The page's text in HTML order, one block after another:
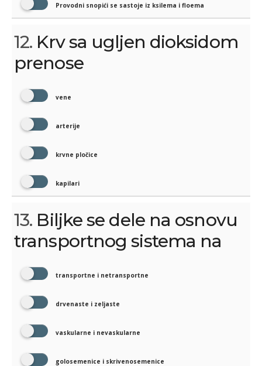
Provodni snopići se sastoje iz ksilema i floema
12. Krv sa ugljen dioksidom
prenose
vene
arterije
krvne pločice
kapilari
13. Biljke se dele na osnovu
transportnog sistema na
transportne i netransportne
drvenaste i zeljaste
vaskularne i nevaskularne
golosemenice i skrivenosemenice